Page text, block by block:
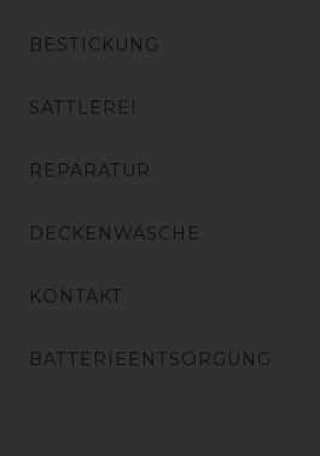
BESTICKUNG
SATTLEREI
REPARATUR
DECKENWÄSCHE
KONTAKT
BATTERIEENTSORGUNG